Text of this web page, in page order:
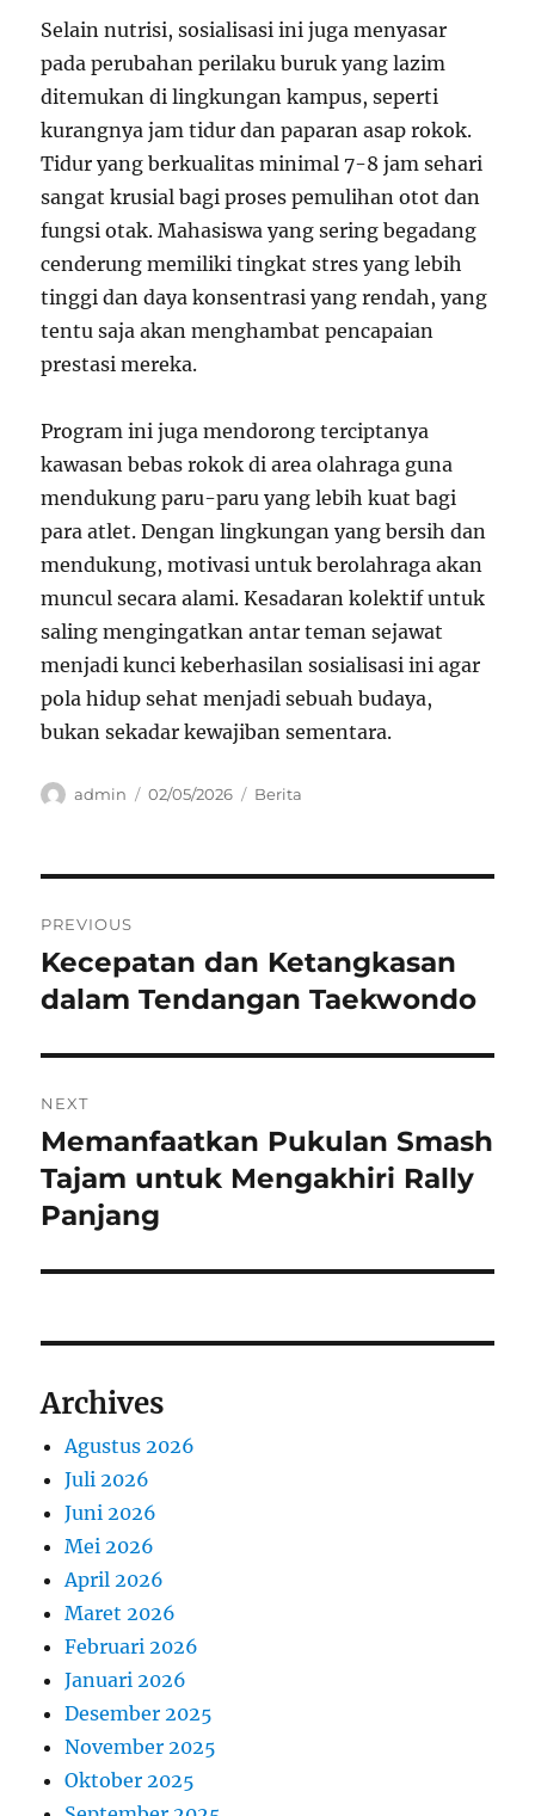
Selain nutrisi, sosialisasi ini juga menyasar
pada perubahan perilaku buruk yang lazim
ditemukan di lingkungan kampus, seperti
kurangnya jam tidur dan paparan asap rokok.
Tidur yang berkualitas minimal 7-8 jam sehari
sangat krusial bagi proses pemulihan otot dan
fungsi otak. Mahasiswa yang sering begadang
cenderung memiliki tingkat stres yang lebih
tinggi dan daya konsentrasi yang rendah, yang
tentu saja akan menghambat pencapaian
prestasi mereka.
Program ini juga mendorong terciptanya
kawasan bebas rokok di area olahraga guna
mendukung paru-paru yang lebih kuat bagi
para atlet. Dengan lingkungan yang bersih dan
mendukung, motivasi untuk berolahraga akan
muncul secara alami. Kesadaran kolektif untuk
saling mengingatkan antar teman sejawat
menjadi kunci keberhasilan sosialisasi ini agar
pola hidup sehat menjadi sebuah budaya,
bukan sekadar kewajiban sementara.
Author
admin
Posted
02/05/2026 Categories
Berita
pos
PREVIOUS
Previous
post:
Kecepatan dan Ketangkasan
dalam Tendangan Taekwondo
NEXT
Next
post:
Memanfaatkan Pukulan Smash
Tajam untuk Mengakhiri Rally
Panjang
Archives
Agustus 2026
Juli 2026
Juni 2026
Mei 2026
April 2026
Maret 2026
Februari 2026
Januari 2026
Desember 2025
November 2025
Oktober 2025